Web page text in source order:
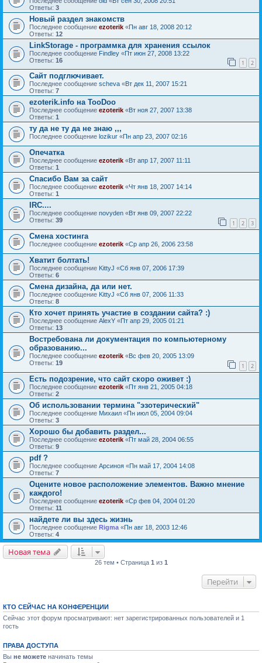
Ответы: 3
Новый раздел знакомств
Последнее сообщение ezoterik «Пн авг 18, 2008 20:12
Ответы: 12
LinkStorage - программка для хранения ссылок
Последнее сообщение Findley «Пт июн 27, 2008 13:22
Ответы: 16 1 2
Сайт подглючивает.
Последнее сообщение sсheva «Вт дек 11, 2007 15:21
Ответы: 7
ezoterik.info на TooDoo
Последнее сообщение ezoterik «Вт ноя 27, 2007 13:38
Ответы: 1
ту да не ту да не знаю ,,,
Последнее сообщение lozikur «Пн апр 23, 2007 02:16
Опечатка
Последнее сообщение ezoterik «Вт апр 17, 2007 11:11
Ответы: 1
Спасибо Вам за сайт
Последнее сообщение ezoterik «Чт янв 18, 2007 14:14
Ответы: 1
IRC....
Последнее сообщение novyden «Вт янв 09, 2007 22:22
Ответы: 39 1 2 3
Смена хостинга
Последнее сообщение ezoterik «Ср апр 26, 2006 23:58
Хватит болтать!
Последнее сообщение KittyJ «Сб янв 07, 2006 17:39
Ответы: 6
Смена дизайна, да или нет.
Последнее сообщение KittyJ «Сб янв 07, 2006 11:33
Ответы: 8
Кто хочет принять участие в создании сайта? :)
Последнее сообщение AlexY «Пт апр 29, 2005 01:21
Ответы: 13
Востребована ли документация по компьютерному
образованию...
Последнее сообщение ezoterik «Вс фев 20, 2005 13:09
Ответы: 19 1 2
Есть подозрение, что сайт скоро оживет :)
Последнее сообщение ezoterik «Пт янв 21, 2005 04:18
Ответы: 2
Об использовании термина "эзотерический"
Последнее сообщение Михаил «Пн июл 05, 2004 09:04
Ответы: 3
Хорошо бы добавить раздел...
Последнее сообщение ezoterik «Пт май 28, 2004 06:55
Ответы: 9
pdf ?
Последнее сообщение Арсиноя «Пн май 17, 2004 14:08
Ответы: 7
Оцените новое расположение элементов. Важно мнение
каждого!
Последнее сообщение ezoterik «Ср фев 04, 2004 01:20
Ответы: 11
найдете ли вы здесь жизнь
Последнее сообщение Rigma «Пн авг 18, 2003 12:46
Ответы: 4
Новая тема
26 тем • Страница 1 из 1
Перейти
КТО СЕЙЧАС НА КОНФЕРЕНЦИИ
Сейчас этот форум просматривают: нет зарегистрированных пользователей и 1
гость
ПРАВА ДОСТУПА
Вы не можете начинать темы